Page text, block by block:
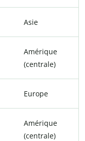
Asie
Amérique
(centrale)
Europe
Amérique
(centrale)